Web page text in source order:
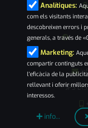
JPS
Analítiques:
com els visitants
descobreixen errors i
generals, a través de
Marketing:
compartir continguts
l'eficàcia de la
rellevant i oferir
interessos.
info...